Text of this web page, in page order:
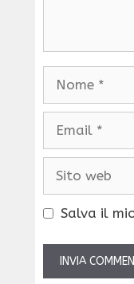
Salva il